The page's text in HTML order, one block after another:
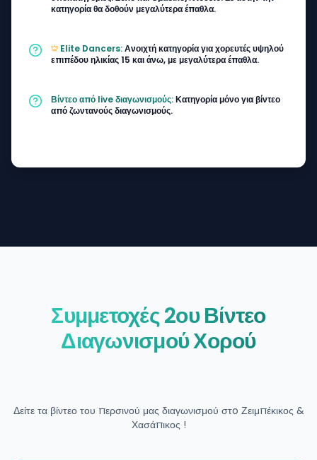
κατηγορία θα δοθούν μεγαλύτερα έπαθλα.
Elite Dancers:Ανοιχτή κατηγορία για χορευτές υψηλού
επιπέδου ηλικίας 15 και άνω, με μεγαλύτερα έπαθλα.
Βίντεο από live διαγωνισμούς:Κατηγορία μόνο για βίντεο
από ζωντανούς διαγωνισμούς.
Συμμετοχές 2ου Βίντεο
Διαγωνισμού Χορού
Δείτε τα βίντεο του περσινού μας διαγωνισμού στo Ζειμπέκικος &
Χασάπικος !